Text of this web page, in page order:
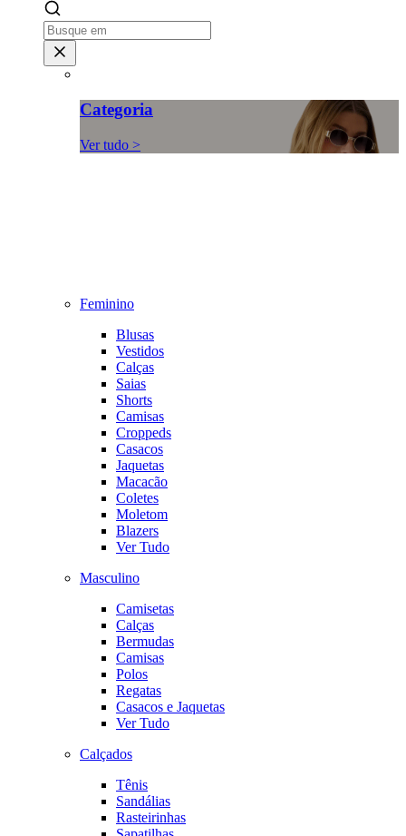
Categoria
Ver tudo >
Feminino
Blusas
Vestidos
Calças
Saias
Shorts
Camisas
Croppeds
Casacos
Jaquetas
Macacão
Coletes
Moletom
Blazers
Ver Tudo
Masculino
Camisetas
Calças
Bermudas
Camisas
Polos
Regatas
Casacos e Jaquetas
Ver Tudo
Calçados
Tênis
Sandálias
Rasteirinhas